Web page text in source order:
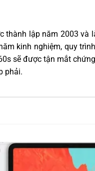
thành lập năm 2003 và
kinh nghiệm, quy
sẽ được tận mắt
phải.